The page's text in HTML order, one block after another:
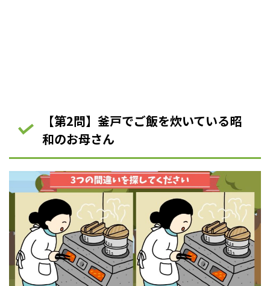
【第2問】釜戸でご飯を炊いている昭
和のお母さん